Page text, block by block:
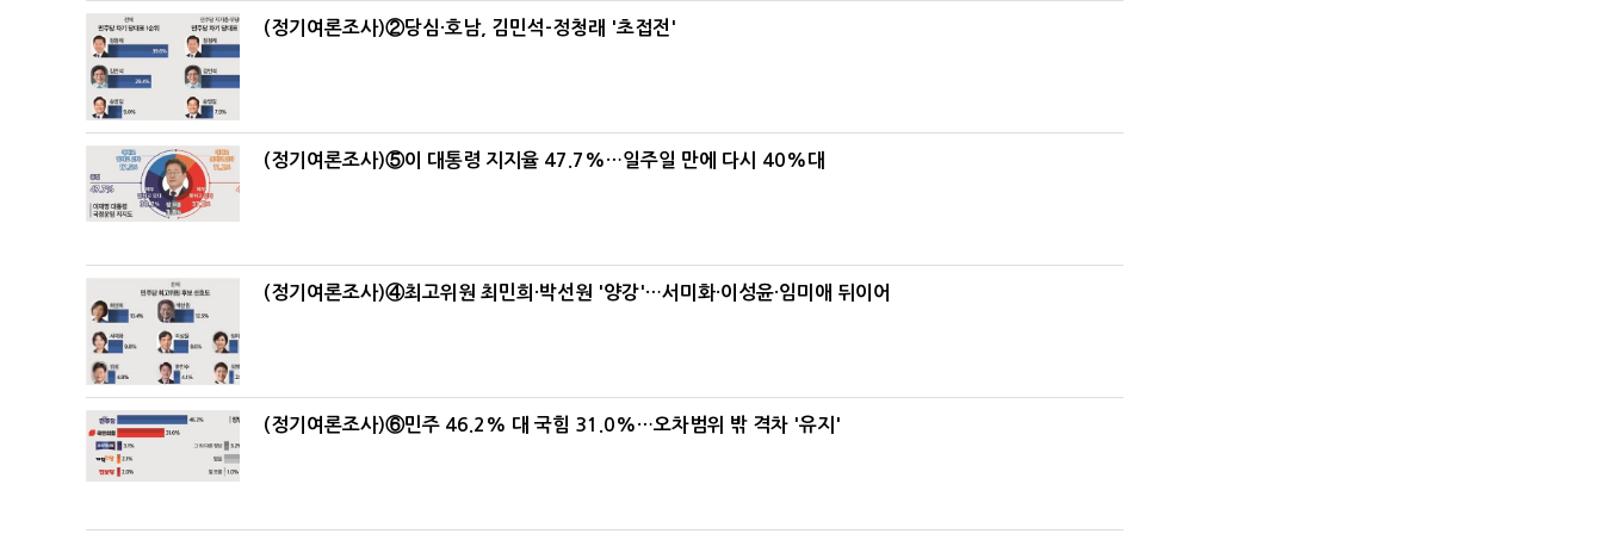
(정기여론조사)②당심·호남, 김민석-정청래 '초접전'
(정기여론조사)⑤이 대통령 지지율 47.7%…일주일 만에 다시 40%대
(정기여론조사)④최고위원 최민희·박선원 '양강'…서미화·이성윤·임미애 뒤이어
(정기여론조사)⑥민주 46.2% 대 국힘 31.0%…오차범위 밖 격차 '유지'